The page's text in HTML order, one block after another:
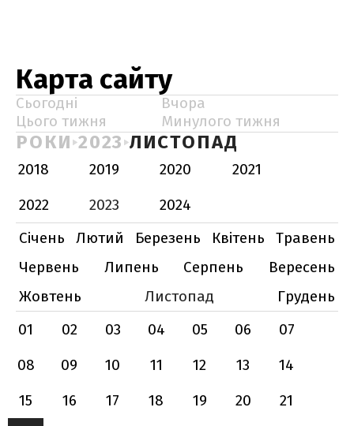
Карта сайту
Сьогодні
Вчора
Цього тижня
Минулого тижня
РОКИ 2023 ЛИСТОПАД
2018 2019 2020
2021
2022
2023
2024
Січень
Лютий Березень Квітень
Травень
Червень
Липень Серпень
Вересень
Жовтень
Листопад
Грудень
01
02 03 04 05 06
07
08
09 10 11 12 13
14
15
16 17 18 19 20
21